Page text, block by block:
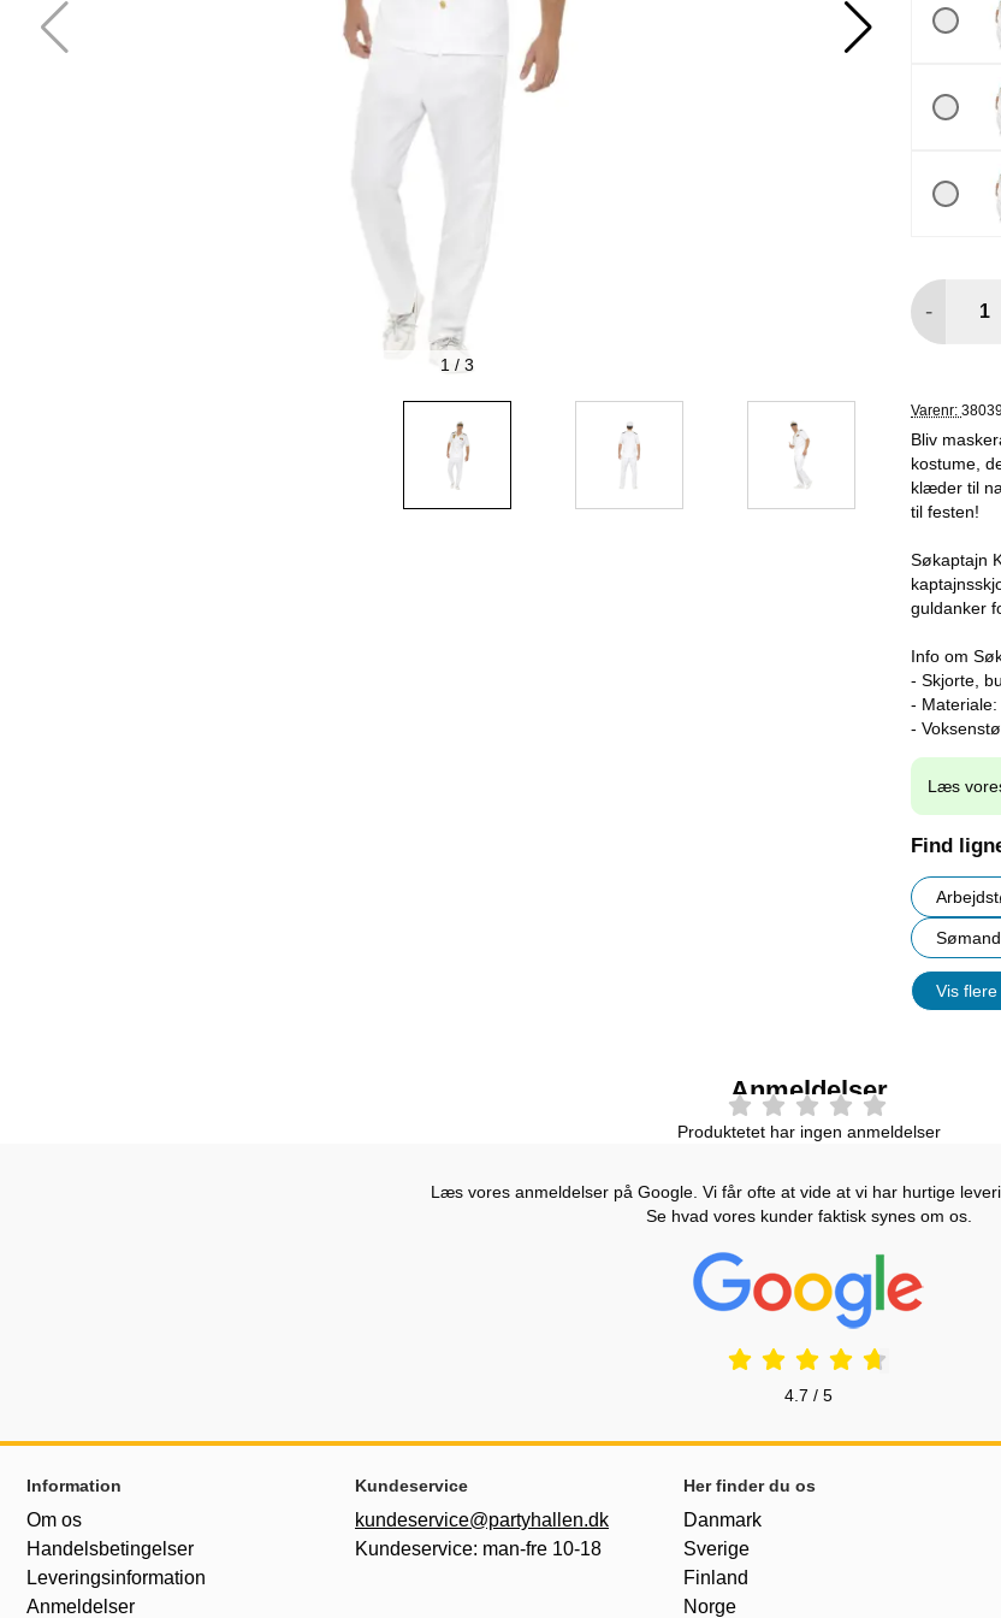
1 / 3
-
Varenr:
Bliv
kostume,
klæder til
til festen!
Søkaptajn
guldanker
Info om
- Skjorte,
- Materiale:
-
Læs
Find
Vis flere
Anmeldelser
Produktetet har ingen anmeldelser
Læs vores anmeldelser på Google. Vi får ofte at vide at vi har hurtige
Se hvad vores kunder faktisk synes om os.
Prisjakt Anmeldelser: 4.7
4.7 / 5
Sidefodsinhold Blandet info og links
Information
Om os
Handelsbetingelser
Leveringsinformation
Anmeldelser
Kundeservice
kundeservice@partyhallen.dk
Kundeservice: man-fre 10-18
Her finder du os
Danmark
Sverige
Finland
Norge